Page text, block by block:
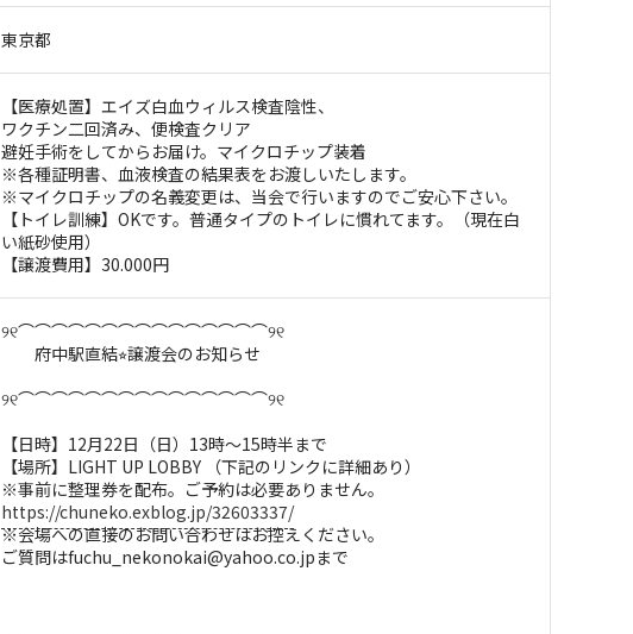
東京都
【医療処置】エイズ白血ウィルス検査陰性、
ワクチン二回済み、便検査クリア
避妊手術をしてからお届け。マイクロチップ装着
※各種証明書、血液検査の結果表をお渡しいたします。
※マイクロチップの名義変更は、当会で行いますのでご安心下さい。
【トイレ訓練】OKです。普通タイプのトイレに慣れてます。（現在白
い紙砂使用）
【譲渡費用】30.000円
୨୧⌒⌒⌒⌒⌒⌒⌒⌒⌒⌒⌒⌒⌒⌒⌒୨୧
府中駅直結⭐︎譲渡会のお知らせ
୨୧⌒⌒⌒⌒⌒⌒⌒⌒⌒⌒⌒⌒⌒⌒⌒୨୧
【日時】12月22日（日）13時〜15時半まで
【場所】LIGHT UP LOBBY （下記のリンクに詳細あり）
※事前に整理券を配布。ご予約は必要ありません。
https://chuneko.exblog.jp/32603337/
※会場への直接のお問い合わせはお控えください。
ご質問はfuchu_nekonokai@yahoo.co.jpまで